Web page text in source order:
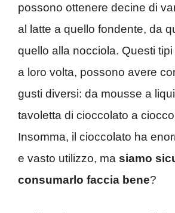
possono ottenere decine di
al latte a quello fondente, da
quello alla nocciola. Questi
a loro volta, possono avere
gusti diversi: da mousse a
tavoletta di cioccolato a
Insomma, il cioccolato ha
e vasto utilizzo, ma siamo
consumarlo faccia bene?